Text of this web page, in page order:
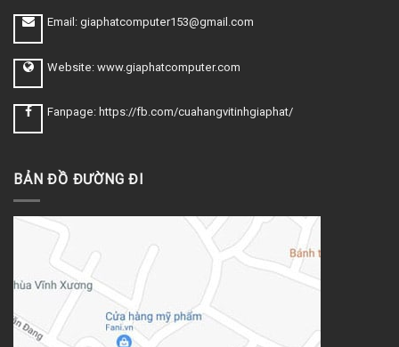
Email: giaphatcomputer153@gmail.com
Website: www.giaphatcomputer.com
Fanpage: https://fb.com/cuahangvitinhgiaphat/
BẢN ĐỒ ĐƯỜNG ĐI